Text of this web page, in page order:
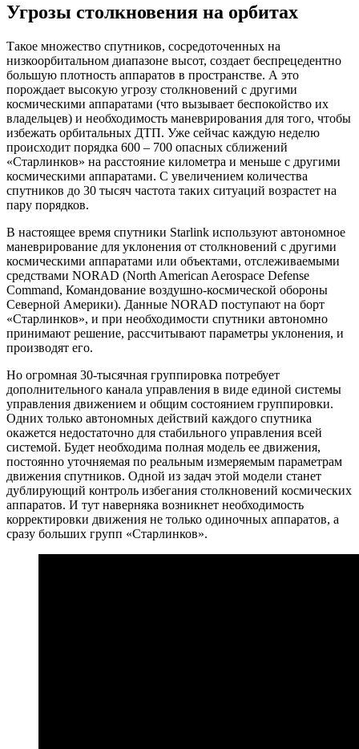
Угрозы столкновения на орбитах
Такое множество спутников, сосредоточенных на
низкоорбитальном диапазоне высот, создает беспрецедентно
большую плотность аппаратов в пространстве. А это
порождает высокую угрозу столкновений с другими
космическими аппаратами (что вызывает беспокойство их
владельцев) и необходимость маневрирования для того, чтобы
избежать орбитальных ДТП. Уже сейчас каждую неделю
происходит порядка 600 – 700 опасных сближений
«Старлинков» на расстояние километра и меньше с другими
космическими аппаратами. С увеличением количества
спутников до 30 тысяч частота таких ситуаций возрастет на
пару порядков.
В настоящее время спутники Starlink используют автономное
маневрирование для уклонения от столкновений с другими
космическими аппаратами или объектами, отслеживаемыми
средствами NORAD (North American Aerospace Defense
Command, Командование воздушно-космической обороны
Северной Америки). Данные NORAD поступают на борт
«Старлинков», и при необходимости спутники автономно
принимают решение, рассчитывают параметры уклонения, и
производят его.
Но огромная 30-тысячная группировка потребует
дополнительного канала управления в виде единой системы
управления движением и общим состоянием группировки.
Одних только автономных действий каждого спутника
окажется недостаточно для стабильного управления всей
системой. Будет необходима полная модель ее движения,
постоянно уточняемая по реальным измеряемым параметрам
движения спутников. Одной из задач этой модели станет
дублирующий контроль избегания столкновений космических
аппаратов. И тут наверняка возникнет необходимость
корректировки движения не только одиночных аппаратов, а
сразу больших групп «Старлинков».